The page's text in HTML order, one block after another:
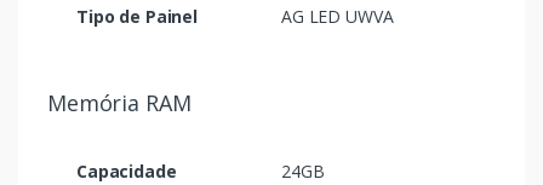
Tipo de Painel
AG LED UWVA
Memória RAM
Capacidade 24GB